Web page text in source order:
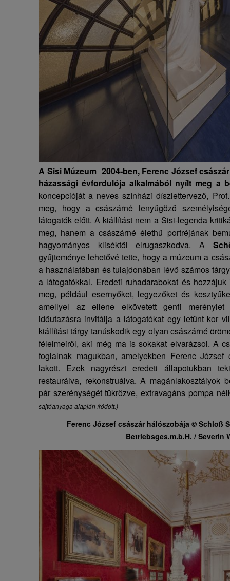
A Sisi Múzeum 2004-ben, Ferenc József
házassági évfordulója alkalmából nyílt meg a
koncepcióját a neves színházi díszlettervező,
meg, hogy a császárné lenyűgöző
látogatók előtt. A kiállítást nem a Sisi-legenda
meg, hanem a császárné élethű portréjának
hagyományos kliséktől elrugaszkodva. A
gyűjteménye lehetővé tette, hogy a múzeum a
a használatában és tulajdonában lévő számos
a látogatókkal. Eredeti ruhadarabokat és
meg, például esernyőket, legyezőket és
amellyel az ellene elkövetett genfi
időutazásra invitálja a látogatókat egy letűnt kor
kiállítási tárgy tanúskodik egy olyan császárné
félelmeiről, aki még ma is sokakat elvarázsol. A
foglalnak magukban, amelyekben Ferenc
lakott. Ezek nagyrészt eredeti állapotukban
restaurálva, rekonstruálva. A magánlakosztályok
pár szerénységét tükrözve, extravagáns pompa
sajtóanyaga alapján íródott.)
Ferenc József császár hálószobája © Schloß
Betriebsges.m.b.H. / Severin